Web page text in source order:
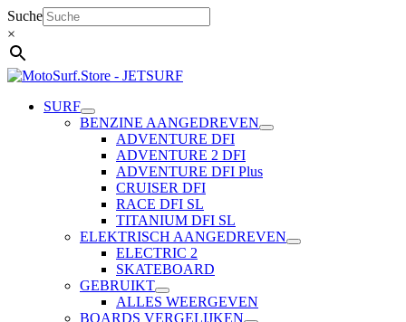
Ga
naar
de
inhoud
Suche
×
SURF
BENZINE AANGEDREVEN
ADVENTURE DFI
ADVENTURE 2 DFI
ADVENTURE DFI Plus
CRUISER DFI
RACE DFI SL
TITANIUM DFI SL
ELEKTRISCH AANGEDREVEN
ELECTRIC 2
SKATEBOARD
GEBRUIKT
ALLES WEERGEVEN
BOARDS VERGELIJKEN